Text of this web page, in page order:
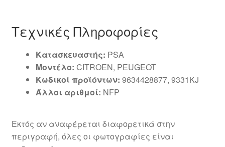
Τεχνικές Πληροφορίες
Κατασκευαστής: PSA
Μοντέλο: CITROEN, PEUGEOT
Κωδικοί προϊόντων: 9634428877, 9331KJ
Άλλοι αριθμοί: NFP
Εκτός αν αναφέρεται διαφορετικά στην
περιγραφή, όλες οι φωτογραφίες είναι